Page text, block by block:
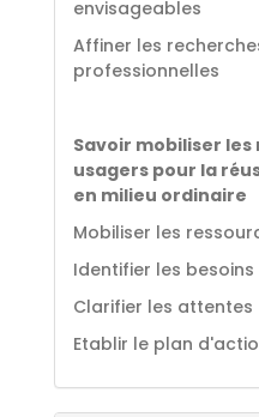
envisageables
Affiner les
professionnelles
Savoir mobiliser
usagers pour la
en milieu ordinaire
Mobiliser les
Identifier les besoins
Clarifier les attentes
Etablir le plan